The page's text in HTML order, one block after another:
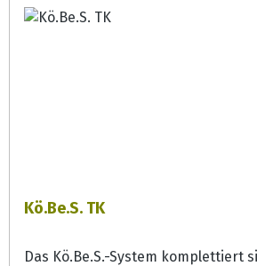
Kö.Be.S. TK
Das Kö.Be.S.-System komplettiert